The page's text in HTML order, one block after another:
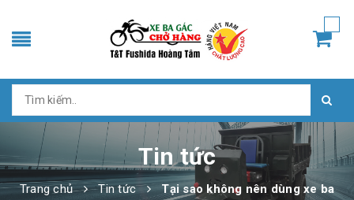
Tin tức
Trang chủ Tin tức
Tại sao không nên dùng xe ba